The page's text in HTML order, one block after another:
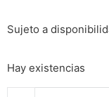
Sujeto a
Hay existencias